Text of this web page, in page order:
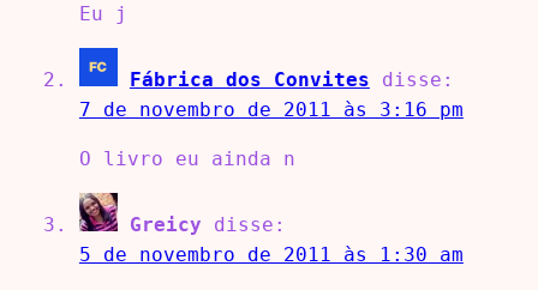
Eu j
Fábrica dos Convites
disse:
7 de novembro de 2011 às 3:16 pm
O livro eu ainda n
Greicy
disse:
5 de novembro de 2011 às 1:30 am